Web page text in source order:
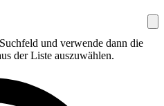
und verwende dann die
der Liste auszuwählen.